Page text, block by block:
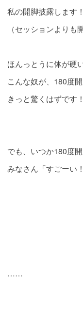
私の開脚披露します
（セッションよりも
ほんっとうに体が硬
こんな奴が、180度
きっと驚くはずです
でも、いつか180度
みなさん「すごーい
……